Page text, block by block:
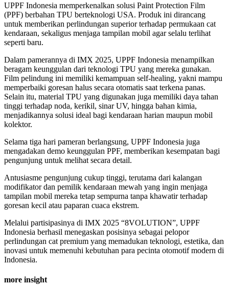
UPPF Indonesia memperkenalkan solusi Paint Protection Film
(PPF) berbahan TPU berteknologi USA. Produk ini dirancang
untuk memberikan perlindungan superior terhadap permukaan cat
kendaraan, sekaligus menjaga tampilan mobil agar selalu terlihat
seperti baru.
Dalam pamerannya di IMX 2025, UPPF Indonesia menampilkan
beragam keunggulan dari teknologi TPU yang mereka gunakan.
Film pelindung ini memiliki kemampuan self-healing, yakni mampu
memperbaiki goresan halus secara otomatis saat terkena panas.
Selain itu, material TPU yang digunakan juga memiliki daya tahan
tinggi terhadap noda, kerikil, sinar UV, hingga bahan kimia,
menjadikannya solusi ideal bagi kendaraan harian maupun mobil
kolektor.
Selama tiga hari pameran berlangsung, UPPF Indonesia juga
mengadakan demo keunggulan PPF, memberikan kesempatan bagi
pengunjung untuk melihat secara detail.
Antusiasme pengunjung cukup tinggi, terutama dari kalangan
modifikator dan pemilik kendaraan mewah yang ingin menjaga
tampilan mobil mereka tetap sempurna tanpa khawatir terhadap
goresan kecil atau paparan cuaca ekstrem.
Melalui partisipasinya di IMX 2025 “8VOLUTION”, UPPF
Indonesia berhasil menegaskan posisinya sebagai pelopor
perlindungan cat premium yang memadukan teknologi, estetika, dan
inovasi untuk memenuhi kebutuhan para pecinta otomotif modern di
Indonesia.
more insight